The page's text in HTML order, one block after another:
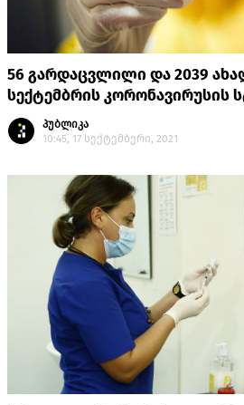
56 გარდაცვლილი და 2039
სექტემბრის კორონავირუსის
პუბლიკა
10:45, 17 სექტემბერი, 2021